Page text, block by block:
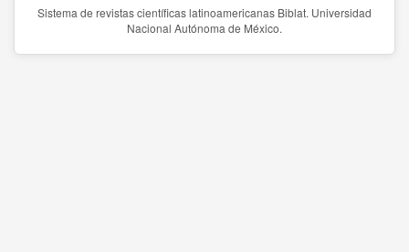
Sistema de revistas científicas latinoamericanas Biblat. Universidad
Nacional Autónoma de México.